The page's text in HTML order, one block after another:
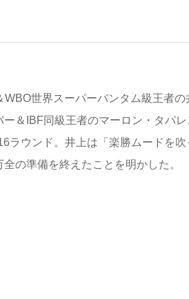
世界スーパーバンタム級王者の
＆IBF同級王者のマーロン・タパレ
ラウンド。井上は「楽勝ムードを吹
の準備を終えたことを明かした。